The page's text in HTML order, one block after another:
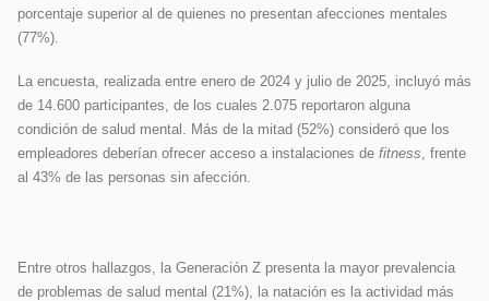
porcentaje superior al de quienes no presentan afecciones mentales
(77%).
La encuesta, realizada entre enero de 2024 y julio de 2025, incluyó más
de 14.600 participantes, de los cuales 2.075 reportaron alguna
condición de salud mental. Más de la mitad (52%) consideró que los
empleadores deberían ofrecer acceso a instalaciones de fitness, frente
al 43% de las personas sin afección.
Entre otros hallazgos, la Generación Z presenta la mayor prevalencia
de problemas de salud mental (21%), la natación es la actividad más